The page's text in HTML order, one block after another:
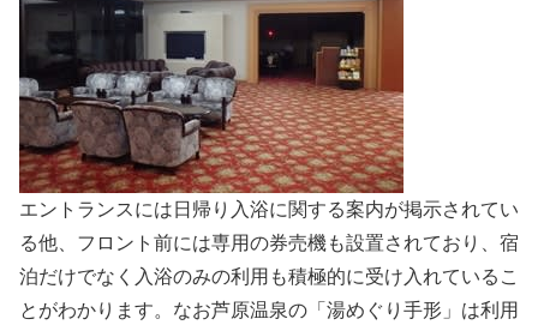
エントランスには日帰り入浴に関する案内が掲示されてい
る他、フロント前には専用の券売機も設置されており、宿
泊だけでなく入浴のみの利用も積極的に受け入れているこ
とがわかります。なお芦原温泉の「湯めぐり手形」は利用